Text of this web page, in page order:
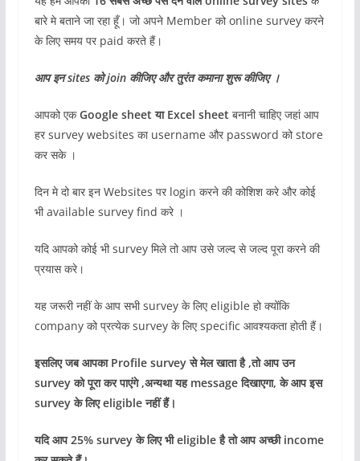
बारे मे बताने जा रहा हूँ। जो अपने Member को online survey करने
के लिए समय पर paid करते हैं।
आप इन sites को join कीजिए और तुरंत कमाना शुरू कीजिए ।
आपको एकGoogle sheet या Excel sheet बनानी चाहिए जहां आप
हर survey websites का username और password को store
कर सके ।
दिन मे दो बार इन Websites पर login करने की कोशिश करे और कोई
भी available survey find करे ।
यदि आपको कोई भी survey मिले तो आप उसे जल्द से जल्द पूरा करने की
प्रयास करे।
यह जरूरी नहीं के आप सभी survey के लिए eligible हो क्योंकि
company को प्रत्येक survey के लिए specific आवश्यकता होती हैं।
इसलिए जब आपका Profile survey से मेल खाता है ,तो आप उन
survey को पूरा कर पाएंगे ,अन्यथा यह message दिखाएगा, के आप इस
survey के लिए eligible नहीं हैं।
यदि आप 25% survey के लिए भी eligible है तो आप अच्छी income